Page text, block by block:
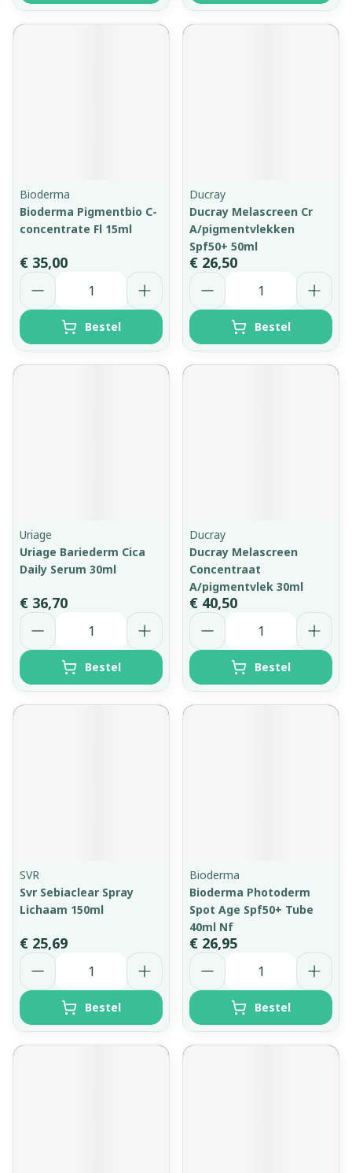
Bioderma
Bioderma Pigmentbio C-
concentrate Fl 15ml
€ 35,00
Aantal
Bestel
Ducray
Ducray Melascreen Cr
A/pigmentvlekken
Spf50+ 50ml
€ 26,50
Aantal
Bestel
Uriage
Uriage Bariederm Cica
Daily Serum 30ml
€ 36,70
Aantal
Bestel
Ducray
Ducray Melascreen
Concentraat
A/pigmentvlek 30ml
€ 40,50
Aantal
Bestel
SVR
Svr Sebiaclear Spray
Lichaam 150ml
€ 25,69
Aantal
Bestel
Bioderma
Bioderma Photoderm
Spot Age Spf50+ Tube
40ml Nf
€ 26,95
Aantal
Bestel